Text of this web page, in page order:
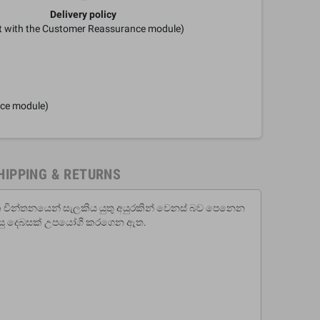
Delivery policy
with the Customer Reassurance module)
module)
& RETURNS
චින්තනයෙන් සැලකිය යුතු අයුරකින් වෙනස් බව පෙනෙන
දෙබසක් උපයෝගී කරගෙන ඇත.